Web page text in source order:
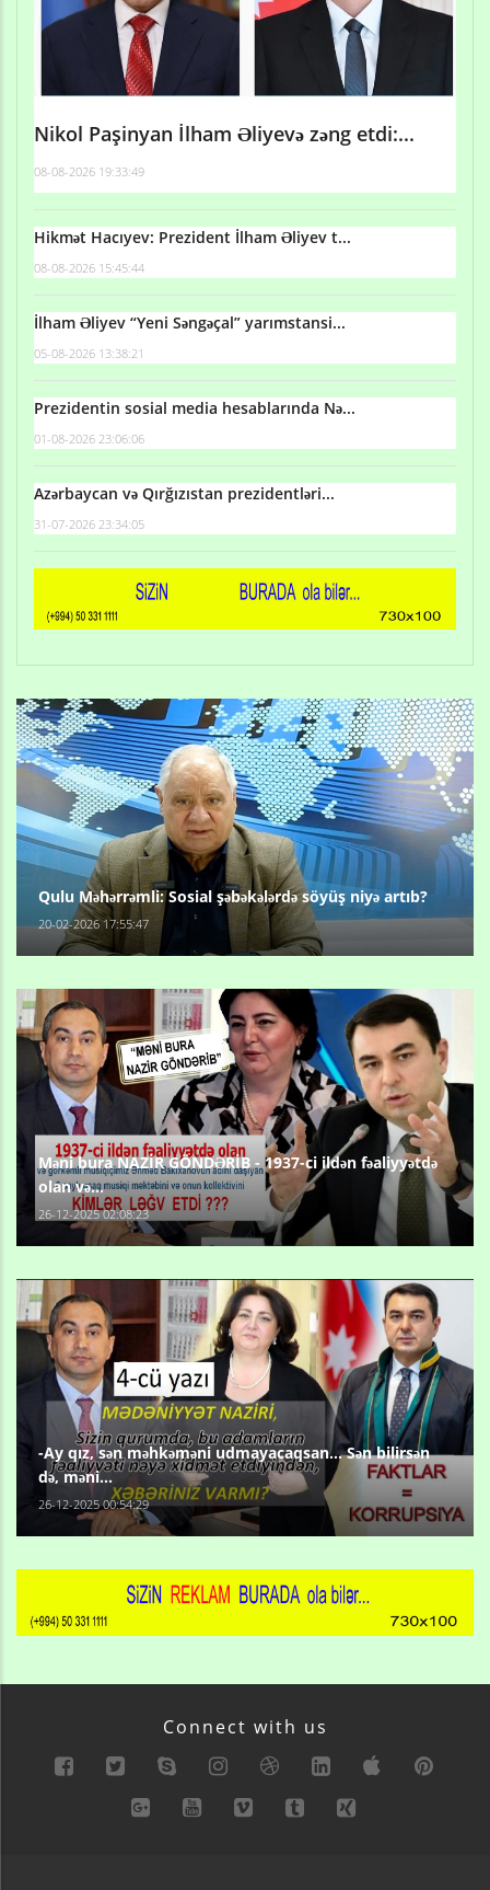
Nikol Paşinyan İlham Əliyevə zəng etdi:...
08-08-2026 19:33:49
Hikmət Hacıyev: Prezident İlham Əliyev t...
08-08-2026 15:45:44
İlham Əliyev “Yeni Səngəçal” yarımstansi...
05-08-2026 13:38:21
Prezidentin sosial media hesablarında Nə...
01-08-2026 23:06:06
Azərbaycan və Qırğızıstan prezidentləri...
31-07-2026 23:34:05
Qulu Məhərrəmli: Sosial şəbəkələrdə söyüş niyə artıb?
20-02-2026 17:55:47
Məni bura NAZİR GÖNDƏRİB - 1937-ci ildən fəaliyyətdə
olan və...
26-12-2025 02:08:23
-Ay qız, sən məhkəməni udmayacaqsan... Sən bilirsən
də, məni...
26-12-2025 00:54:29
Connect with us